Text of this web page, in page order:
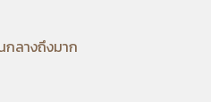
กลางถึงมาก